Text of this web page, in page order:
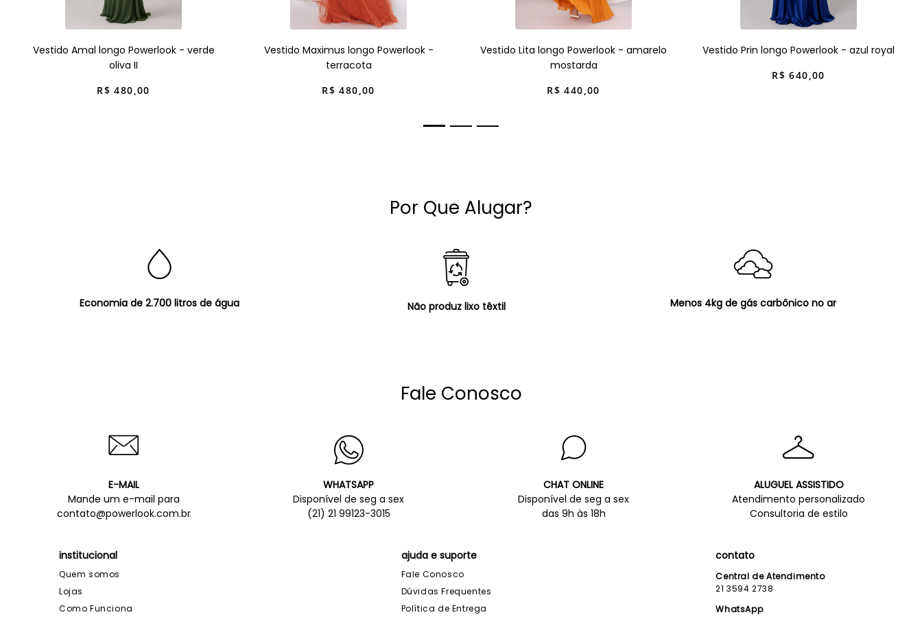
Vestido Amal longo Powerlook - verde
oliva II
R$ 480,00
Vestido Maximus longo Powerlook -
terracota
R$ 480,00
Vestido Lita longo Powerlook - amarelo
mostarda
R$ 440,00
Vestido Prin longo Powerlook - azul royal
R$ 640,00
Por Que Alugar?
Economia de 2.700 litros de água Não produz lixo têxtil Menos 4kg de gás carbônico no ar
Fale Conosco
E-MAIL
Mande um e-mail para
contato@powerlook.com.br
WHATSAPP
Disponível de seg a sex
(21) 21 99123-3015
CHAT ONLINE
Disponível de seg a sex
das 9h às 18h
ALUGUEL ASSISTIDO
Atendimento personalizado
Consultoria de estilo
institucional
Quem somos
Lojas
Como Funciona
ajuda e suporte
Fale Conosco
Dúvidas Frequentes
Política de Entrega
contato
Central de Atendimento
21 3594 2738
WhatsApp